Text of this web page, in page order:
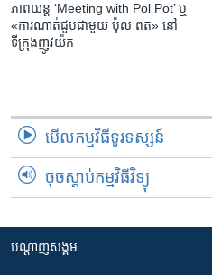
ភាពយន្ត ‘Meeting with Pol Pot’ ឬ
«ការណាត់ជួប​ជាមួយ​ ប៉ុល ពត» នៅ
ទីក្រុងញូវយ៉ក​
មើល​កម្មវិធី​ទូរទស្សន៍
ចុចស្តាប់កម្មវិធីវិទ្យុ
បណ្តាញ​សង្គម